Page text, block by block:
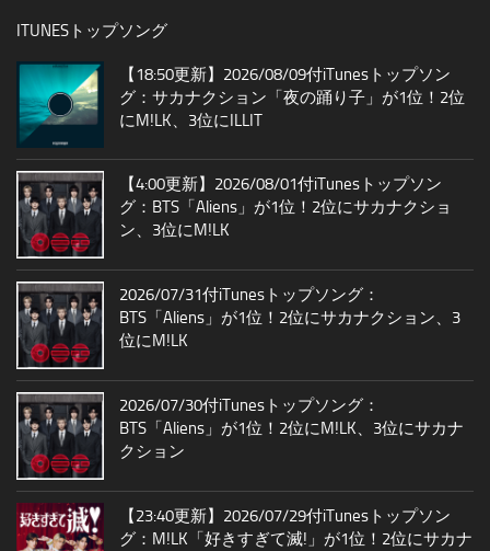
ITUNESトップソング
【18:50更新】2026/08/09付iTunesトップソン
グ：サカナクション「夜の踊り子」が1位！2位
にM!LK、3位にILLIT
【4:00更新】2026/08/01付iTunesトップソン
グ：BTS「Aliens」が1位！2位にサカナクショ
ン、3位にM!LK
2026/07/31付iTunesトップソング：
BTS「Aliens」が1位！2位にサカナクション、3
位にM!LK
2026/07/30付iTunesトップソング：
BTS「Aliens」が1位！2位にM!LK、3位にサカナ
クション
【23:40更新】2026/07/29付iTunesトップソン
グ：M!LK「好きすぎて滅!」が1位！2位にサカナ